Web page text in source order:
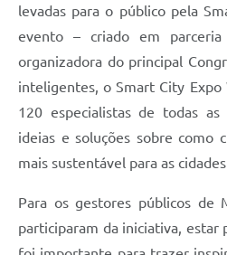
levadas para o público pela
evento – criado em parceria
organizadora do principal
inteligentes, o Smart City Expo
120 especialistas de todas
ideias e soluções sobre como
mais sustentável para as
Para os gestores públicos de
participaram da iniciativa, estar